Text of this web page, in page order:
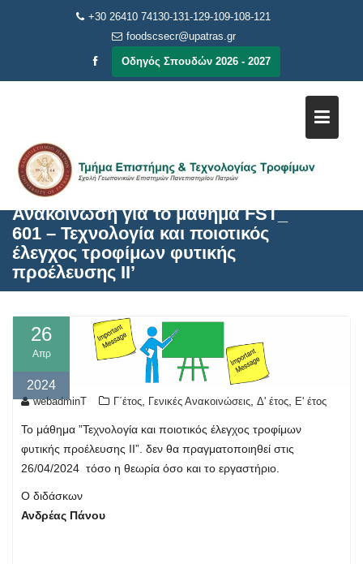
+30 26410 74130-131-129-109-108-121
foodscsecr@upatras.gr
Οδηγός Σπουδών 2026 - 2027
Ανακοίνωση για το μάθημα FST_
601 – Τεχνολογία και ποιοτικός
έλεγχος τροφίμων φυτικής
προέλευσης ΙΙ’
26
Απρ
2024
webadminT Γ΄έτος Γενικές Ανακοινώσεις Δ' έτος Ε' έτος
Το μάθημα ”Τεχνολογία και ποιοτικός έλεγχος τροφίμων
φυτικής προέλευσης ΙΙ”. δεν θα πραγματοποιηθεί στις
26/04/2024 τόσο η θεωρία όσο και το εργαστήριο.
Ο διδάσκων
Ανδρέας Πάνου